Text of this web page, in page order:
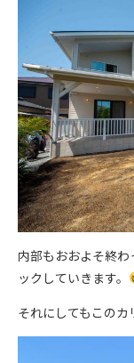
内部もおおよそ終
ックしていきます。
それにしてもこのカ